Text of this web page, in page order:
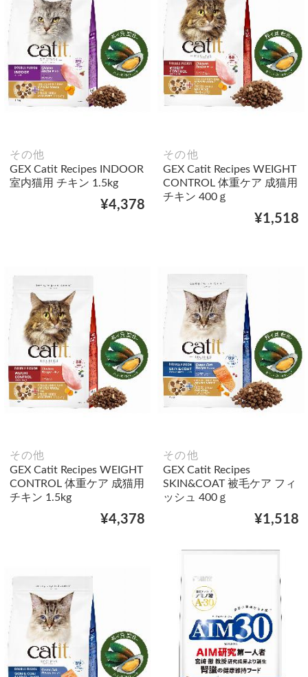
その他
GEX Catit Recipes INDOOR
室内猫用 チキン 1.5kg
¥4,378
その他
GEX Catit Recipes WEIGHT
CONTROL 体重ケア 成猫用
チキン 400ｇ
¥1,518
その他
GEX Catit Recipes WEIGHT
CONTROL 体重ケア 成猫用
チキン 1.5kg
¥4,378
その他
GEX Catit Recipes
SKIN&COAT 被毛ケア フィ
ッシュ 400ｇ
¥1,518